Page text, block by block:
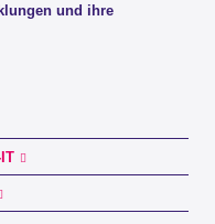
und ihre